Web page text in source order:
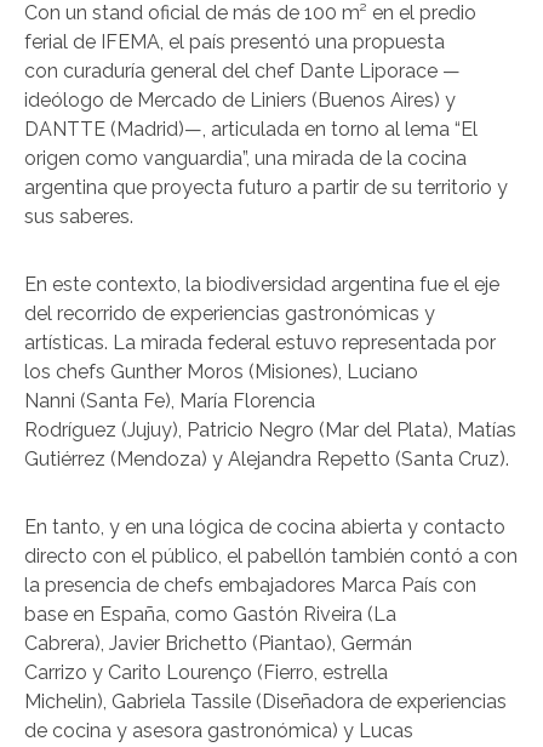
Con un stand oficial de más de 100 m² en el predio
ferial de IFEMA, el país presentó una propuesta
con curaduría general del chef Dante Liporace —
ideólogo de Mercado de Liniers (Buenos Aires) y
DANTTE (Madrid)—, articulada en torno al lema “El
origen como vanguardia”, una mirada de la cocina
argentina que proyecta futuro a partir de su territorio y
sus saberes.
En este contexto, la biodiversidad argentina fue el eje
del recorrido de experiencias gastronómicas y
artísticas. La mirada federal estuvo representada por
los chefs Gunther Moros (Misiones), Luciano
Nanni (Santa Fe), María Florencia
Rodríguez (Jujuy), Patricio Negro (Mar del Plata), Matías
Gutiérrez (Mendoza) y Alejandra Repetto (Santa Cruz).
En tanto, y en una lógica de cocina abierta y contacto
directo con el público, el pabellón también contó a con
la presencia de chefs embajadores Marca País con
base en España, como Gastón Riveira (La
Cabrera), Javier Brichetto (Piantao), Germán
Carrizo y Carito Lourenço (Fierro, estrella
Michelin), Gabriela Tassile (Diseñadora de experiencias
de cocina y asesora gastronómica) y Lucas